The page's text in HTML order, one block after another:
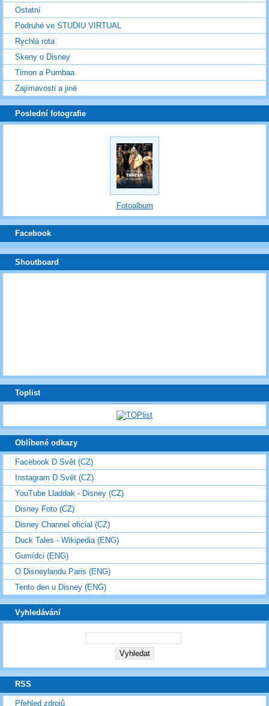
Ostatní
Podruhé ve STUDIU VIRTUAL
Rychlá rota
Skeny o Disney
Timon a Pumbaa
Zajímavosti a jiné
Poslední fotografie
Fotoalbum
Facebook
Shoutboard
Toplist
Oblíbené odkazy
Facebook D Svět (CZ)
Instagram D Svět (CZ)
YouTube Lladdak - Disney (CZ)
Disney Foto (CZ)
Disney Channel oficial (CZ)
Duck Tales - Wikipedia (ENG)
Gumídci (ENG)
O Disneylandu Paris (ENG)
Tento den u Disney (ENG)
Vyhledávání
RSS
Přehled zdrojů